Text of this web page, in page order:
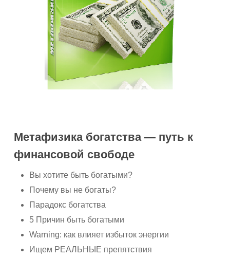
Метафизика богатства — путь к
финансовой свободе
Вы хотите быть богатыми?
Почему вы не богаты?
Парадокс богатства
5 Причин быть богатыми
Warning: как влияет избыток энергии
Ищем РЕАЛЬНЫЕ препятствия